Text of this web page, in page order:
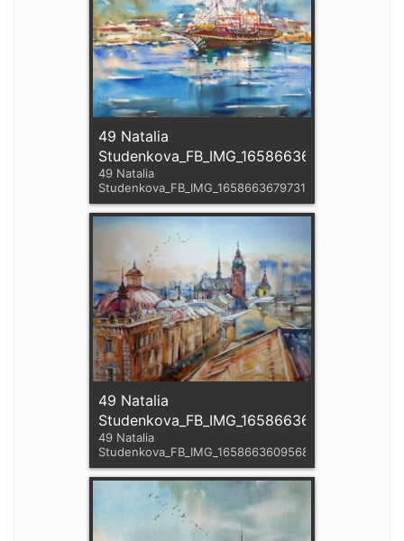
49 Natalia
Studenkova_FB_IMG_1658663679731
49 Natalia
Studenkova_FB_IMG_1658663679731
49 Natalia
Studenkova_FB_IMG_1658663609568
49 Natalia
Studenkova_FB_IMG_1658663609568